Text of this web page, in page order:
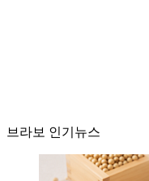
브라보 인기뉴스